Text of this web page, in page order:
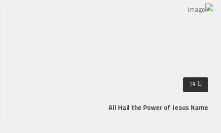
19
All Hail the Power of Jesus Name